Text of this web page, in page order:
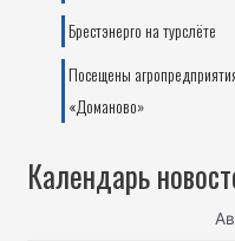
Брестэнерго на турслёте
Посещены
«Доманово»
Календарь